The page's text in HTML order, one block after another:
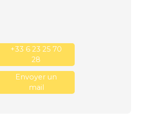
+33 6 23 25 70
28
Envoyer un
mail